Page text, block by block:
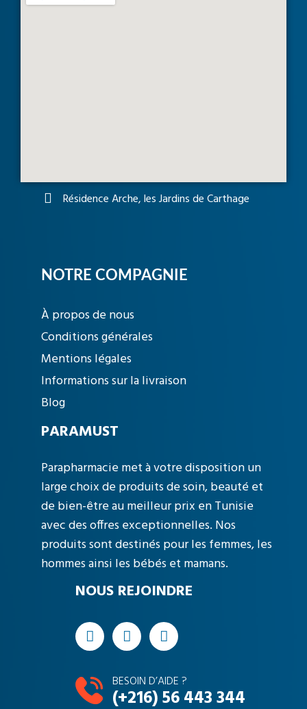
Résidence Arche, les Jardins de Carthage
NOTRE COMPAGNIE
À propos de nous
Conditions générales
Mentions légales
Informations sur la livraison
Blog
PARAMUST
Parapharmacie met à votre disposition un
large choix de produits de soin, beauté et
de bien-être au meilleur prix en Tunisie
avec des offres exceptionnelles. Nos
produits sont destinés pour les femmes, les
hommes ainsi les bébés et mamans.
NOUS REJOINDRE
BESOIN D’AIDE ?
(+216) 56 443 344